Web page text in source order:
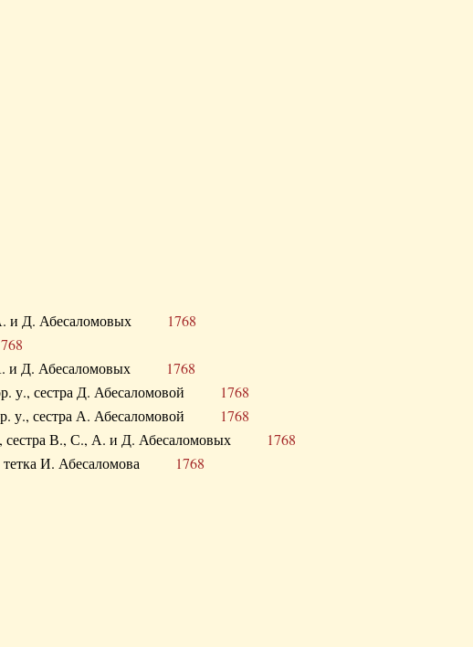
А. и Д. Абесаломовых 1768
А. и Д. Абесаломовых 1768
у., сестра Д. Абесаломовой 1768
у., сестра А. Абесаломовой 1768
у., сестра В., С., А. и Д. Абесаломовых 1768
тетка И. Абесаломова 1768